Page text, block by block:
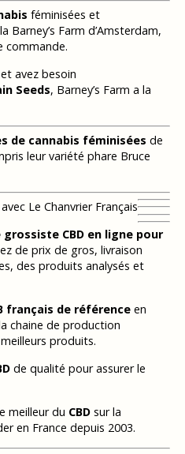
féminisées et
Farm d’Amsterdam,
commande.
avez besoin
Seeds, Barney’s Farm a la
de cannabis féminisées de
leur variété phare Bruce
Le Chanvrier Français
grossiste CBD en ligne pour
de prix de gros, livraison
des produits analysés et
français de référenceen
chaine de production
produits.
de qualité pour assurer le
meilleur du CBDsur la
en France depuis 2003.